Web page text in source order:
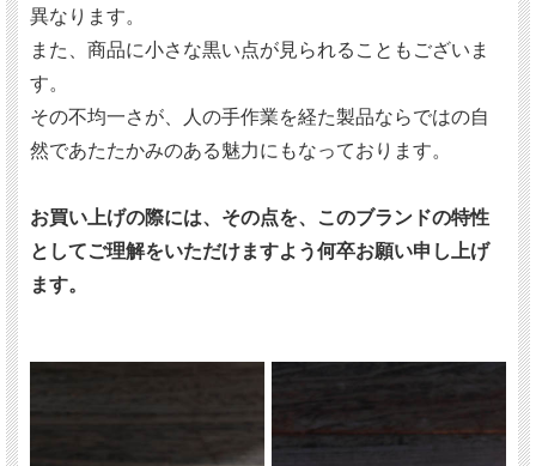
異なります。
また、商品に小さな黒い点が見られることもございま
す。
その不均一さが、人の手作業を経た製品ならではの自
然であたたかみのある魅力にもなっております。
お買い上げの際には、その点を、このブランドの特性
としてご理解をいただけますよう何卒お願い申し上げ
ます。